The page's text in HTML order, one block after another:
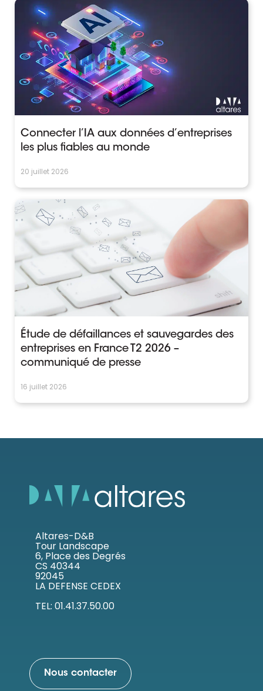
Connecter l’IA aux données d’entreprises
les plus fiables au monde
20 juillet 2026
Étude de défaillances et sauvegardes des
entreprises en France T2 2026 –
communiqué de presse
16 juillet 2026
Altares-D&B
Tour Landscape
6, Place des Degrés
CS 40344
92045
LA DEFENSE CEDEX
TEL: 01.41.37.50.00
Nous contacter